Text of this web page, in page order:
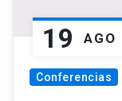
19 AGO
Conferencias